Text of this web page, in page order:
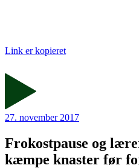
Link er kopieret
27. november 2017
Frokostpause og
kæmpe knaster før